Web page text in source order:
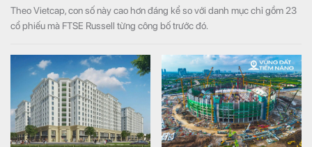
Theo Vietcap, con số này cao hơn đáng kể so với danh mục chỉ gồm 23
cổ phiếu mà FTSE Russell từng công bố trước đó.